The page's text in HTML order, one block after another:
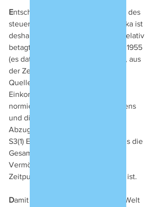
Entscheidend bei der Bestimmung des
steuerlichen Nachlasses in Südafrika ist
deshalb der vom Gesetzgeber im relativ
betagten Nachlasssteuerbuch von 1955
(es datiert also, und das ist wichtig, aus
der Zeit vor Aufgabe des
Quellenprinzips bei der
Einkommensteuer im Jahr 2000)
normierte Umfang dieses Vermögens
und die nachlassbezogenen
Abzugsbeträge.
S3(1) EDA definiert den Nachlass als die
Gesamtheit der Rechte, d.h. des
Vermögens, das einer Person zum
Zeitpunkt des Todes zuzurechnen ist.
Damit es nicht alle Menschen der Welt